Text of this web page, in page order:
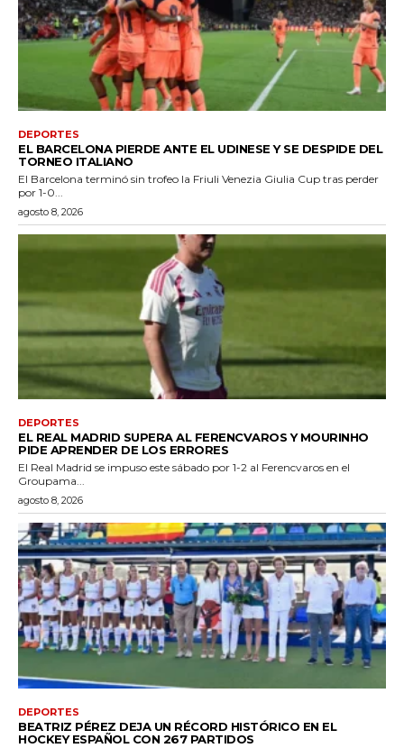
DEPORTES
EL BARCELONA PIERDE ANTE EL UDINESE Y SE DESPIDE DEL
TORNEO ITALIANO
El Barcelona terminó sin trofeo la Friuli Venezia Giulia Cup tras perder
por 1-0...
agosto 8, 2026
DEPORTES
EL REAL MADRID SUPERA AL FERENCVAROS Y MOURINHO
PIDE APRENDER DE LOS ERRORES
El Real Madrid se impuso este sábado por 1-2 al Ferencvaros en el
Groupama...
agosto 8, 2026
DEPORTES
BEATRIZ PÉREZ DEJA UN RÉCORD HISTÓRICO EN EL
HOCKEY ESPAÑOL CON 267 PARTIDOS